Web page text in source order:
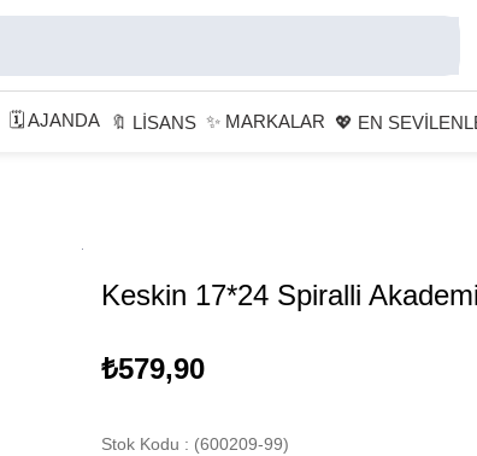
🗓 AJANDA 🔖 LİSANS ✨ MARKALAR 💖 EN
Keskin 17*24 Spiralli
₺579,90
Stok Kodu
(600209-99)